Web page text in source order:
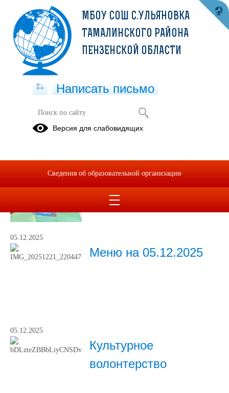
Публикации за 05.12.2025
Всероссийская акция
"Письмо солдату"
05.12.2025
Меню на 05.12.2025
05.12.2025
Культурное
волонтерство
МБОУ СОШ С.УЛЬЯНОВКА
ТАМАЛИНСКОГО РАЙОНА
ПЕНЗЕНСКОЙ ОБЛАСТИ
Написать письмо
Версия для слабовидящих
Сведения об образовательной организации